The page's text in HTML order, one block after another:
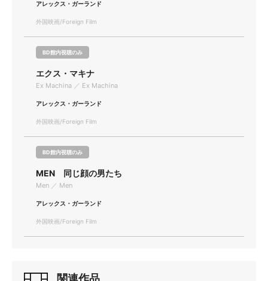
アレックス・ガーランド
外国映画/Foreign Film
BD館内視聴のみ
エクス・マキナ
Ex Machina ／ Ex Machina
アレックス・ガーランド
外国映画/Foreign Film
BD館内視聴のみ
MEN 同じ顔の男たち
Men ／ Men
アレックス・ガーランド
外国映画/Foreign Film
関連作品